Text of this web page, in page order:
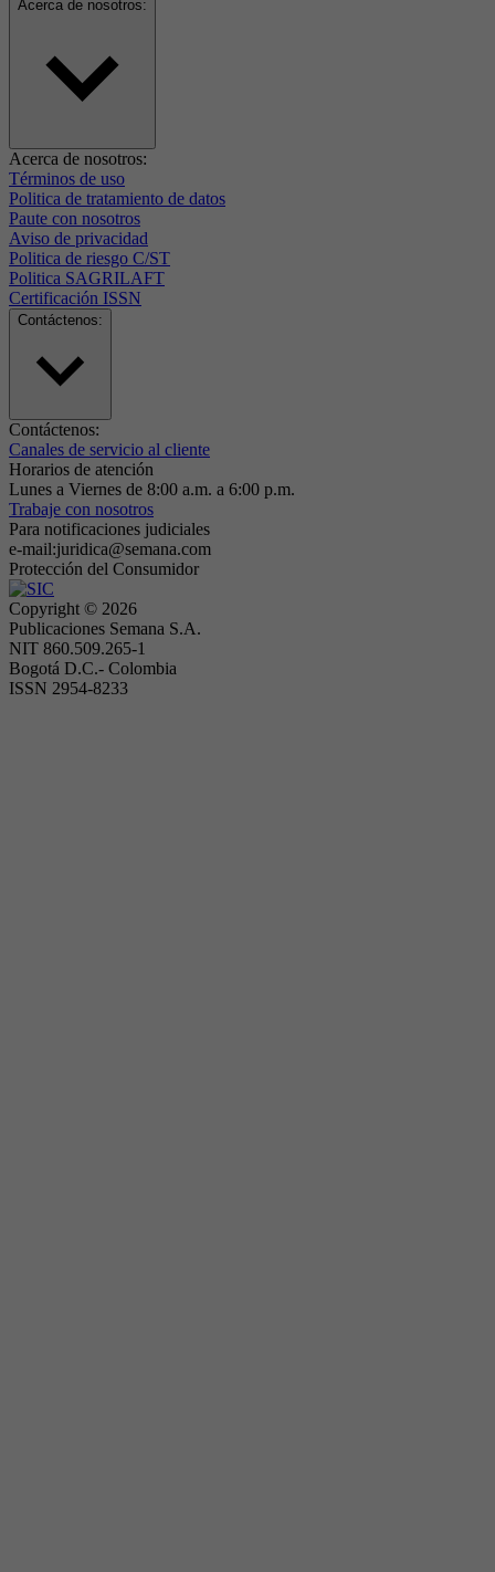
Acerca de nosotros:
Acerca de nosotros:
Términos de uso
Politica de tratamiento de datos
Paute con nosotros
Aviso de privacidad
Politica de riesgo C/ST
Politica SAGRILAFT
Certificación ISSN
Contáctenos:
Contáctenos:
Canales de servicio al cliente
Horarios de atención
Lunes a Viernes de 8:00 a.m. a 6:00 p.m.
Trabaje con nosotros
Para notificaciones judiciales
e-mail:juridica@semana.com
Protección del Consumidor
Copyright © 2026
Publicaciones Semana S.A.
NIT 860.509.265-1
Bogotá D.C.- Colombia
ISSN 2954-8233